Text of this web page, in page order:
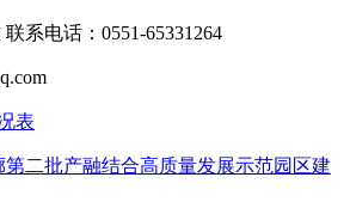
系电话：0551-65331264
表
第二批产融结合高质量发展示范园区建